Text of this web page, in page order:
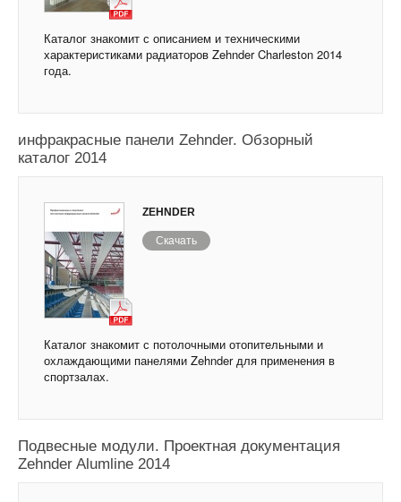
Каталог знакомит с описанием и техническими
характеристиками радиаторов Zehnder Charleston 2014
года.
инфракрасные панели Zehnder. Обзорный
каталог 2014
ZEHNDER
Скачать
Каталог знакомит с потолочными отопительными и
охлаждающими панелями Zehnder для применения в
спортзалах.
Подвесные модули. Проектная документация
Zehnder Alumline 2014